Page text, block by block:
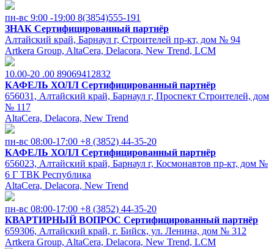
пн-вс 9:00 -19:00 8(3854)555-191
ЗНАК Сертифицированный партнёр
Алтайский край, Барнаул г, Строителей пр-кт, дом № 94
Artkera Group, AltaCera, Delacora, New Trend, LCM
10.00-20 .00 89069412832
КАФЕЛЬ ХОЛЛ Сертифицированный партнёр
656031, Алтайский край, Барнаул г, Проспект Строителей, дом
№ 117
AltaCera, Delacora, New Trend
пн-вс 08:00-17:00 +8 (3852) 44-35-20
КАФЕЛЬ ХОЛЛ Сертифицированный партнёр
656023, Алтайский край, Барнаул г, Космонавтов пр-кт, дом №
6 Г ТВК Республика
AltaCera, Delacora, New Trend
пн-вс 08:00-17:00 +8 (3852) 44-35-20
КВАРТИРНЫЙ ВОПРОС Сертифицированный партнёр
659306, Алтайский край, г. Бийск, ул. Ленина, дом № 312
Artkera Group, AltaCera, Delacora, New Trend, LCM